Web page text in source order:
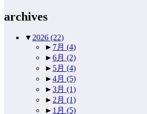
archives
▼2026 (22)
► 7月 (4)
►6月 (2)
► 5月 (4)
►4月 (5)
►3月 (1)
►2月 (1)
► 1月 (5)